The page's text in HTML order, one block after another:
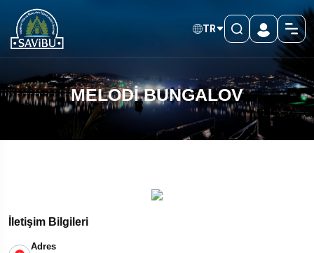
TR
MELODİ BUNGALOV
İletişim Bilgileri
Adres